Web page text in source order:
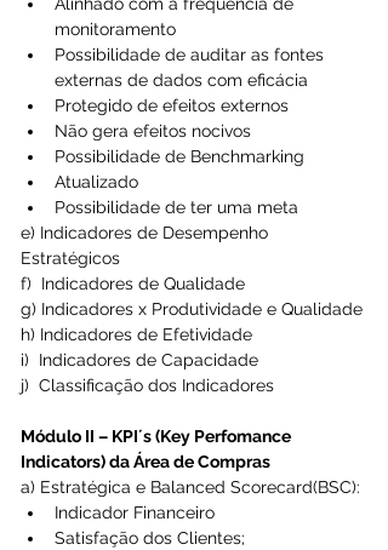
monitoramento
Possibilidade de auditar as fontes
externas de dados com eficácia
Protegido de efeitos externos
Não gera efeitos nocivos
Possibilidade de Benchmarking
Atualizado
Possibilidade de ter uma meta
e) Indicadores de Desempenho
Estratégicos
f)  Indicadores de Qualidade
g) Indicadores x Produtividade e Qualidade
h) Indicadores de Efetividade
i)  Indicadores de Capacidade
j)  Classificação dos Indicadores
Módulo II – KPI´s (Key Perfomance
Indicators) da Área de Compras
a) Estratégica e Balanced Scorecard(BSC):
Indicador Financeiro
Satisfação dos Clientes;